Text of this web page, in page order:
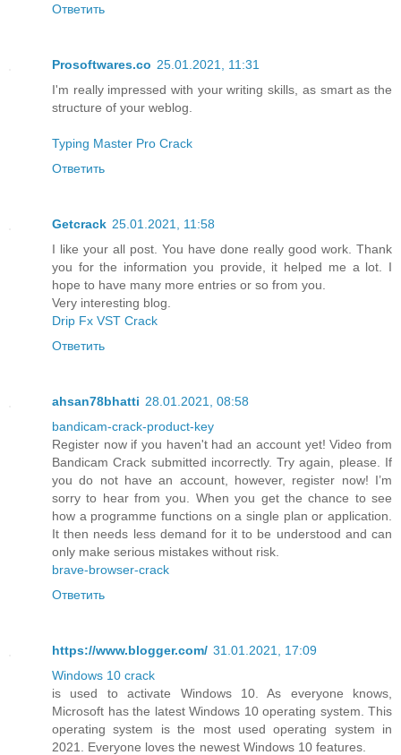
Ответить
Prosoftwares.co 25.01.2021, 11:31
I'm really impressed with your writing skills, as smart as the
structure of your weblog.
Typing Master Pro Crack
Ответить
Getcrack 25.01.2021, 11:58
I like your all post. You have done really good work. Thank
you for the information you provide, it helped me a lot. I
hope to have many more entries or so from you.
Very interesting blog.
Drip Fx VST Crack
Ответить
ahsan78bhatti 28.01.2021, 08:58
bandicam-crack-product-key
Register now if you haven't had an account yet! Video from
Bandicam Crack submitted incorrectly. Try again, please. If
you do not have an account, however, register now! I’m
sorry to hear from you. When you get the chance to see
how a programme functions on a single plan or application.
It then needs less demand for it to be understood and can
only make serious mistakes without risk.
brave-browser-crack
Ответить
https://www.blogger.com/ 31.01.2021, 17:09
Windows 10 crack
is used to activate Windows 10. As everyone knows,
Microsoft has the latest Windows 10 operating system. This
operating system is the most used operating system in
2021. Everyone loves the newest Windows 10 features.